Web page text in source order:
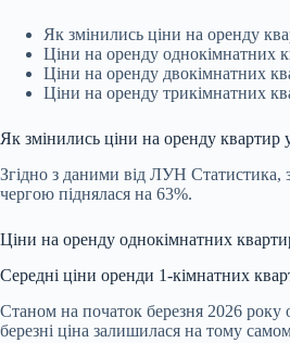
Як змінились ціни на оренду
Ціни на оренду однокімнатних
Ціни на оренду двокімнатних
Ціни на оренду трикімнатних
Як змінились ціни на оренду квартир
Згідно з даними від ЛУН Статистика,
чергою піднялася на 63%.
Ціни на оренду однокімнатних
Середні ціни оренди 1-кімнатних
Станом на початок березня 2026 року
березні ціна залишилася на тому